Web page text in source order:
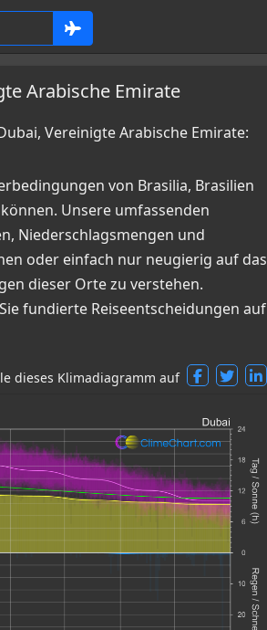
Arabische Emirate
Vereinigte Arabische Emirate:
von Brasilia, Brasilien
Unsere umfassenden
Niederschlagsmengen und
oder einfach nur neugierig auf das
dieser Orte zu verstehen.
fundierte Reiseentscheidungen auf
dieses Klimadiagramm auf